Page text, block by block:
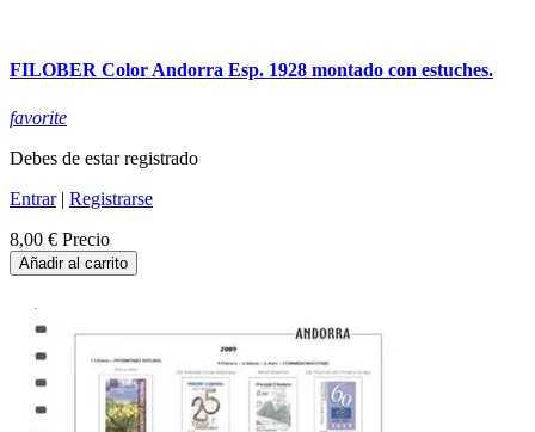
FILOBER Color Andorra Esp. 1928 montado con estuches.
favorite
Debes de estar registrado
Entrar| Registrarse
8,00 € Precio
Añadir al carrito